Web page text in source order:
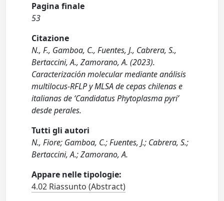
Pagina finale
53
Citazione
N., F., Gamboa, C., Fuentes, J., Cabrera, S.,
Bertaccini, A., Zamorano, A. (2023).
Caracterización molecular mediante análisis
multilocus-RFLP y MLSA de cepas chilenas e
italianas de ‘Candidatus Phytoplasma pyri’
desde perales.
Tutti gli autori
N., Fiore; Gamboa, C.; Fuentes, J.; Cabrera, S.;
Bertaccini, A.; Zamorano, A.
Appare nelle tipologie:
4.02 Riassunto (Abstract)